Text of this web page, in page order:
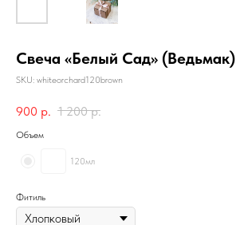
Свеча «Белый Сад» (Ведьмак)
SKU: whiteorchard120brown
900 р. 1 200 р.
Объем
120мл
Фитиль